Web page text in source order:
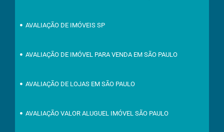
AVALIAÇÃO DE IMÓVEIS SP
AVALIAÇÃO DE IMÓVEL PARA VENDA EM SÃO PAULO
AVALIAÇÃO DE LOJAS EM SÃO PAULO
AVALIAÇÃO VALOR ALUGUEL IMÓVEL SÃO PAULO